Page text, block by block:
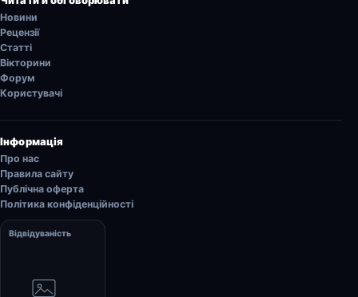
Новини
Рецензії
Статті
Вікторини
Форум
Користувачі
Інформація
Про нас
Правила сайту
Публічна оферта
Політика конфіденційності
Відвідуваність